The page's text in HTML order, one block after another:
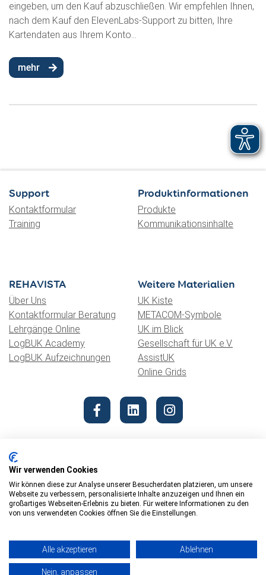
eingeben, um den Kauf abzuschließen. Wir empfehlen Ihnen,
nach dem Kauf den ElevenLabs-Support zu bitten, Ihre
Kartendaten aus Ihrem Konto...
mehr
Support
Kontaktformular
Training
Produktinformationen
Produkte
Kommunikationsinhalte
REHAVISTA
Über Uns
Kontaktformular Beratung
Lehrgänge Online
LogBUK Academy
LogBUK Aufzeichnungen
Weitere Materialien
UK Kiste
METACOM-Symbole
UK im Blick
Gesellschaft für UK e.V.
AssistUK
Online Grids
© 2026 REHAVISTA Hub
Barrierefreiheit
Wir verwenden Cookies
Wir können diese zur Analyse unserer Besucherdaten platzieren, um unsere
Webseite zu verbessern, personalisierte Inhalte anzuzeigen und Ihnen ein
großartiges Webseiten-Erlebnis zu bieten. Für weitere Informationen zu den
von uns verwendeten Cookies öffnen Sie die Einstellungen.
Alle akzeptieren Ablehnen
Nein, anpassen